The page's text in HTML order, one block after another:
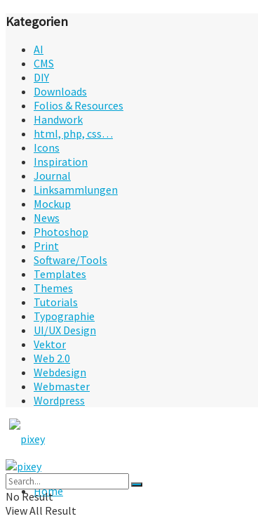
Kategorien
AI
CMS
DIY
Downloads
Folios & Resources
Handwork
html, php, css…
Icons
Inspiration
Journal
Linksammlungen
Mockup
News
Photoshop
Print
Software/Tools
Templates
Themes
Tutorials
Typographie
UI/UX Design
Vektor
Web 2.0
Webdesign
Webmaster
Wordpress
Home
No Result
View All Result